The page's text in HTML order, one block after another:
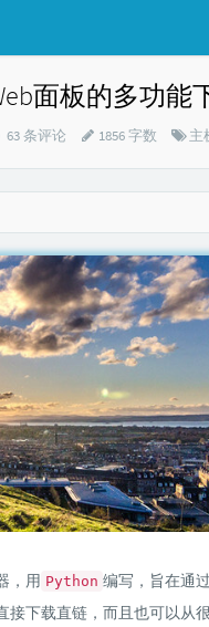
面板的多功能
63 条评论 1856 字数
分
主
，用 Python 编写，旨在通过
下载直链，而且也可以从